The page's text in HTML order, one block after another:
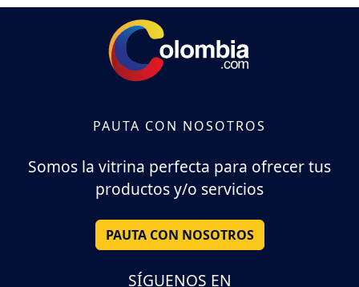
PAUTA CON NOSOTROS
Somos la vitrina perfecta para ofrecer tus
productos y/o servicios
PAUTA CON NOSOTROS
SÍGUENOS EN